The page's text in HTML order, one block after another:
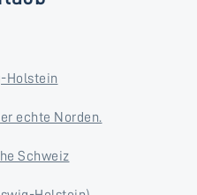
Holstein
echte Norden.
Schweiz